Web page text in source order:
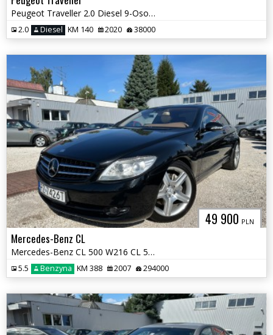
Peugeot Traveller 2.0 Diesel 9-Osobowy VAT 23%
2.0 Diesel KM 140 2020 38000
49 900 PLN
Mercedes-Benz CL
Mercedes-Benz CL 500 W216 CL 550 V8 Coupe Europa
5.5 Benzyna KM 388 2007 294000